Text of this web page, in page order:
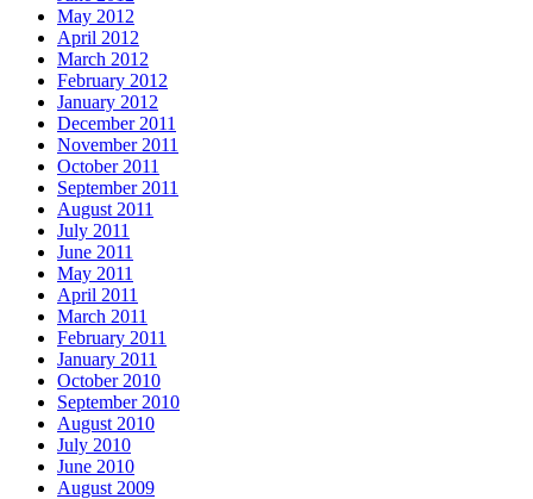
May 2012
April 2012
March 2012
February 2012
January 2012
December 2011
November 2011
October 2011
September 2011
August 2011
July 2011
June 2011
May 2011
April 2011
March 2011
February 2011
January 2011
October 2010
September 2010
August 2010
July 2010
June 2010
August 2009